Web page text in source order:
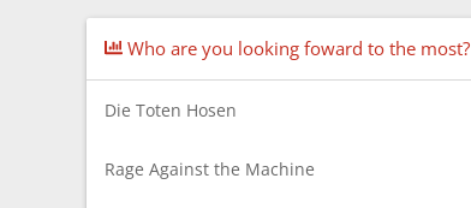
s
t
e
l
l
s
e
l
l
m
Who are you looking foward to the most?
Die Toten Hosen
Rage Against the Machine